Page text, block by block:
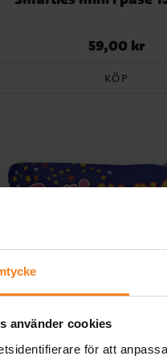
använder cookies
för att
Pris:59,00 kr
59,00 kr
KÖP